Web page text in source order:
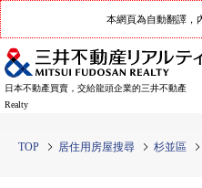
本網頁為自動翻譯，
日本不動產買賣，交給龍頭企業的三井不動產
Realty
TOP 居住用房屋搜尋 杉並區